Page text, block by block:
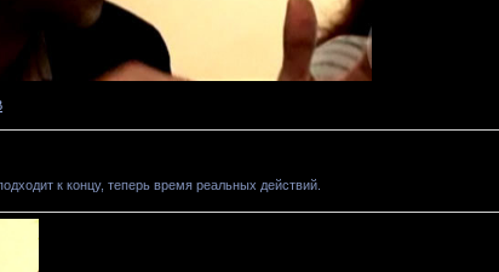
к концу, теперь время реальных действий.